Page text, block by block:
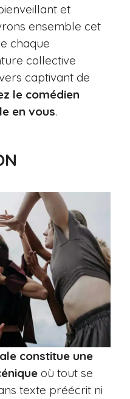
et
ensemble cet
chaque
collective
captivant de
le comédien
en vous.
constitue une
où tout se
texte préécrit ni